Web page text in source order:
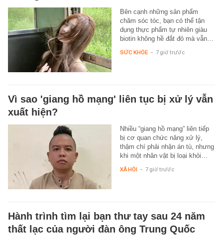
Bên cạnh những sản phẩm
chăm sóc tóc, bạn có thể tận
dụng thực phẩm tự nhiên giàu
biotin không hề đắt đỏ mà vẫn…
SỨC KHỎE - 7 giờ trước
Vì sao 'giang hồ mạng' liên tục bị xử lý vẫn
xuất hiện?
Nhiều “giang hồ mạng” liên tiếp
bị cơ quan chức năng xử lý,
thậm chí phải nhận án tù, nhưng
khi một nhân vật bị loại khỏi…
XÃ HỘI - 7 giờ trước
Hành trình tìm lại bạn thư tay sau 24 năm
thất lạc của người đàn ông Trung Quốc